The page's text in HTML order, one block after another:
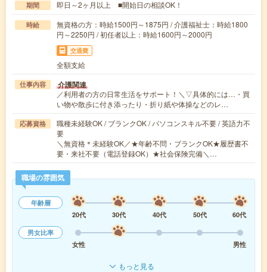
期間 即日～2ヶ月以上 ■開始日の相談OK！
時給
無資格の方：時給1500円～1875円 / 介護福祉士：時給1800
円～2250円 / 初任者以上：時給1600円～2000円
交通費
全額支給
仕事内容 介護関連
／利用者の方の日常生活をサポート！＼▽具体的には…・買
い物や散歩に付き添ったり・折り紙や体操などのレ…
応募資格
職種未経験OK / ブランクOK / パソコンスキル不要 / 英語力不
要
＼無資格＊未経験OK／★年齢不問・ブランクOK★履歴書不
要・来社不要（電話登録OK）★社会保険完備＼…
職場の雰囲気
年齢層
20代
30代 40代 50代
60代
男女比率
女性
男性
もっと見る